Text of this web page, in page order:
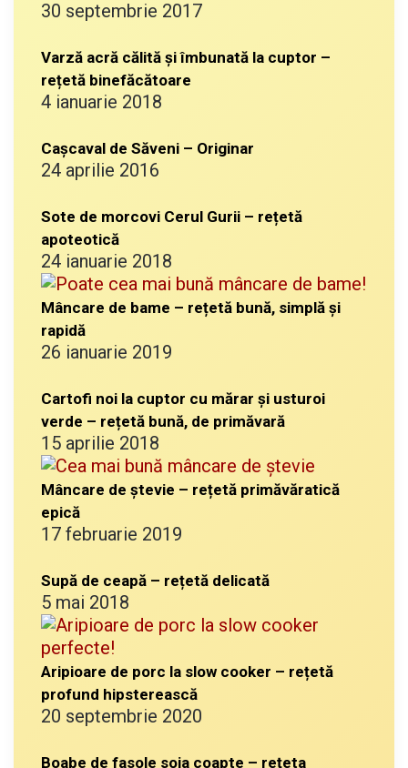
30 septembrie 2017
Varză acră călită și îmbunată la cuptor –
rețetă binefăcătoare
4 ianuarie 2018
Cașcaval de Săveni – Originar
24 aprilie 2016
Sote de morcovi Cerul Gurii – rețetă
apoteotică
24 ianuarie 2018
Mâncare de bame – rețetă bună, simplă și
rapidă
26 ianuarie 2019
Cartofi noi la cuptor cu mărar și usturoi
verde – rețetă bună, de primăvară
15 aprilie 2018
Mâncare de ștevie – rețetă primăvăratică
epică
17 februarie 2019
Supă de ceapă – rețetă delicată
5 mai 2018
Aripioare de porc la slow cooker – rețetă
profund hipsterească
20 septembrie 2020
Boabe de fasole soia coapte – rețeta